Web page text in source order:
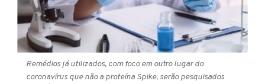
Remédios já utilizados, com foco em outro lugar do
coronavírus que não a proteína Spike, serão pesquisados